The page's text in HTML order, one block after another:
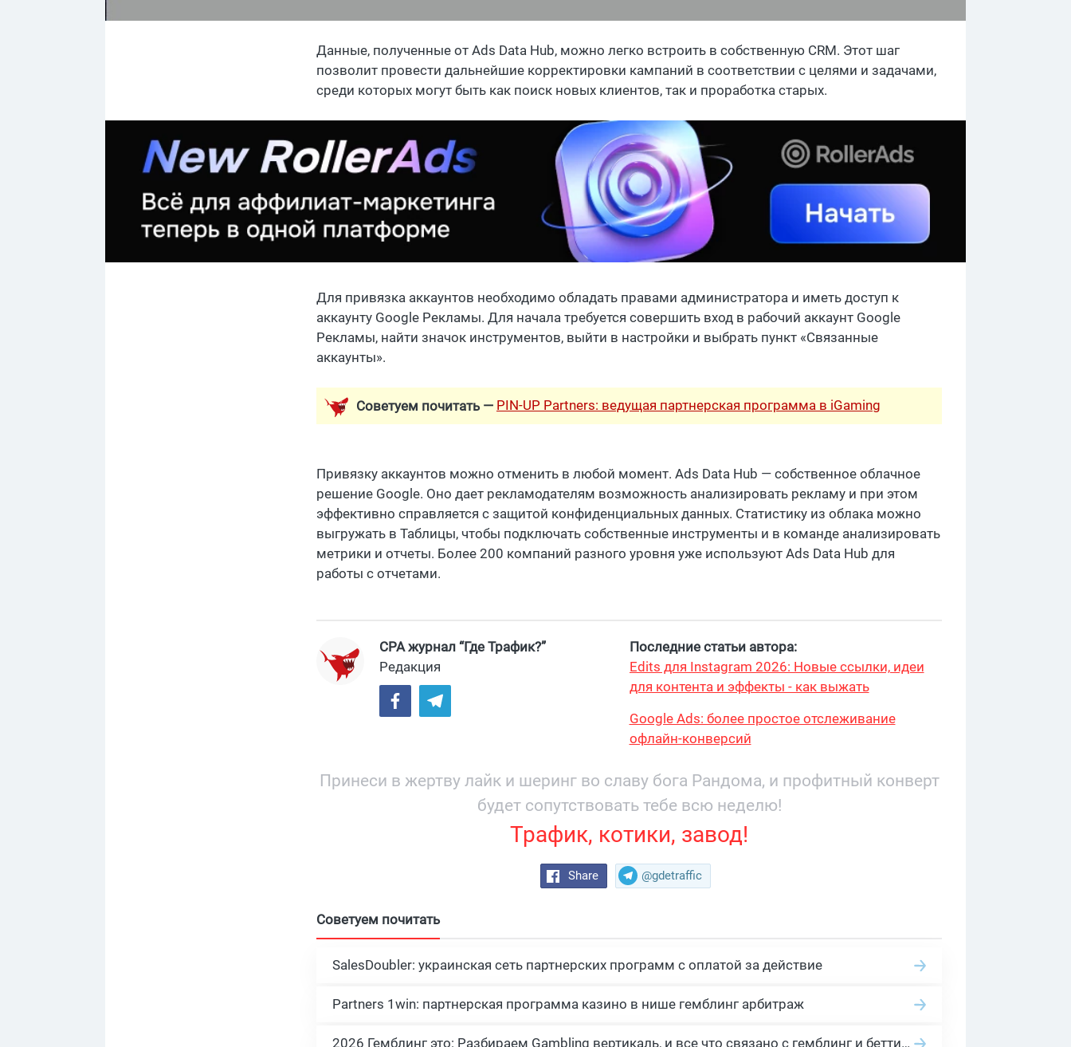
Данные, полученные от Ads Data Hub, можно легко встроить в собственную CRM. Этот шаг
позволит провести дальнейшие корректировки кампаний в соответствии с целями и задачами,
среди которых могут быть как поиск новых клиентов, так и проработка старых.
Для привязка аккаунтов необходимо обладать правами администратора и иметь доступ к
аккаунту Google Рекламы. Для начала требуется совершить вход в рабочий аккаунт Google
Рекламы, найти значок инструментов, выйти в настройки и выбрать пункт «Связанные
аккаунты».
Советуем почитать — PIN-UP Partners: ведущая партнерская программа в iGaming
Привязку аккаунтов можно отменить в любой момент. Ads Data Hub — собственное облачное
решение Google. Оно дает рекламодателям возможность анализировать рекламу и при этом
эффективно справляется с защитой конфиденциальных данных. Статистику из облака можно
выгружать в Таблицы, чтобы подключать собственные инструменты и в команде анализировать
метрики и отчеты. Более 200 компаний разного уровня уже используют Ads Data Hub для
работы с отчетами.
CPA журнал “Где Трафик?”
Редакция
Последние статьи автора:
Edits для Instagram 2026: Новые ссылки, идеи
для контента и эффекты - как выжать
Google Ads: более простое отслеживание
офлайн-конверсий
Принеси в жертву лайк и шеринг во славу бога Рандома, и профитный конверт
будет сопутствовать тебе всю неделю!
Трафик, котики, завод!
Share @gdetraffic
Советуем почитать
SalesDoubler: украинская сеть партнерских программ с оплатой за действие
Partners 1win: партнерская программа казино в нише гемблинг арбитраж
2026 Гемблинг это: Разбираем Gambling вертикаль, и все что связано с гемблинг и беттинг офферами